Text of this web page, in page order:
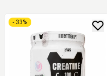
- 33%